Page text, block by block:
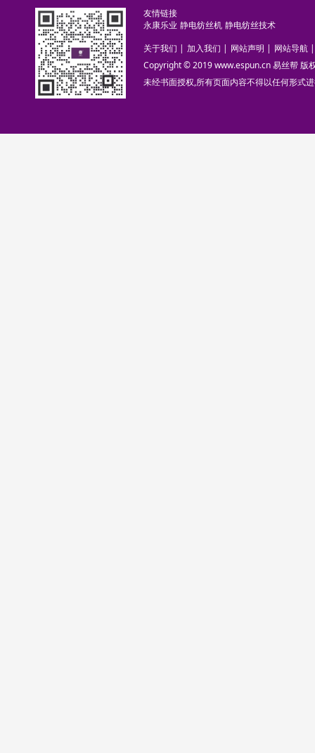
友情链接
永康乐业 静电纺丝机 静电纺丝技术
关于我们 | 加入我们 | 网站声明 | 网站导航 |
Copyright © 2019 www.espun.cn 易丝帮 版
未经书面授权,所有页面内容不得以任何形式